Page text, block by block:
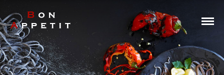
Take Away - Delivery